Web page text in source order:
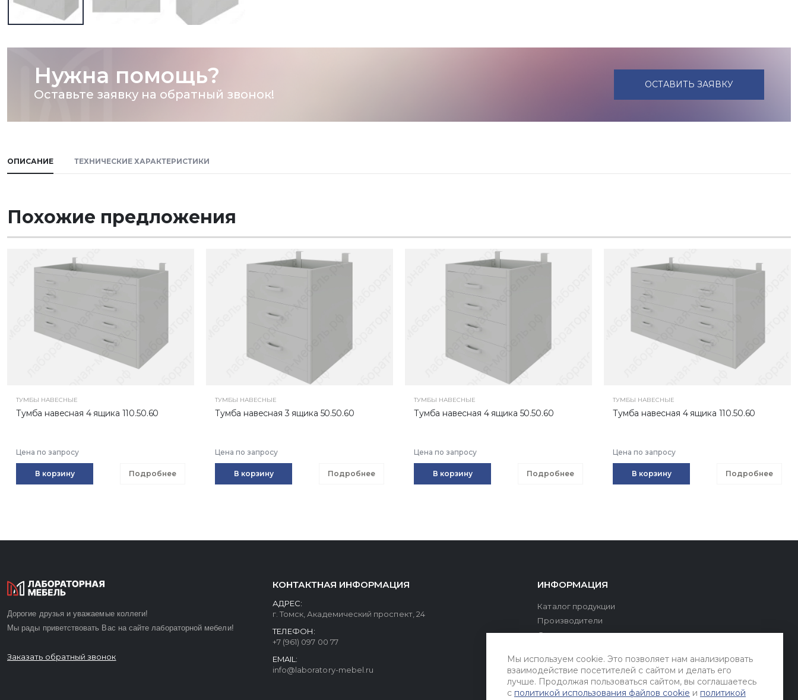
Нужна помощь?
Оставьте заявку на обратный звонок!
ОСТАВИТЬ ЗАЯВКУ
ОПИСАНИЕ ТЕХНИЧЕСКИЕ ХАРАКТЕРИСТИКИ
Похожие предложения
ТУМБЫ НАВЕСНЫЕ
Тумба навесная 4 ящика 110.50.60
Цена по запросу
В корзину Подробнее
ТУМБЫ НАВЕСНЫЕ
Тумба навесная 3 ящика 50.50.60
Цена по запросу
В корзину Подробнее
ТУМБЫ НАВЕСНЫЕ
Тумба навесная 4 ящика 50.50.60
Цена по запросу
В корзину Подробнее
ТУМБЫ НАВЕСНЫЕ
Тумба навесная 4 ящика 110.50.60
Цена по запросу
В корзину Подробнее
Дорогие друзья и уважаемые коллеги!
Мы рады приветствовать Вас на сайте лабораторной мебели!
Заказать обратный звонок
КОНТАКТНАЯ ИНФОРМАЦИЯ
АДРЕС:
г. Томск, Академический проспект, 24
ТЕЛЕФОН:
+7 (961) 097 00 77
EMAIL:
info@laboratory-mebel.ru
ИНФОРМАЦИЯ
Каталог продукции
Производители
О компании
Сервис и поддержка
Гарантии
Контакты
Мы используем cookie. Это позволяет нам анализировать
взаимодействие посетителей с сайтом и делать его
лучше. Продолжая пользоваться сайтом, вы соглашаетесь
с политикой использования файлов cookie и политикой